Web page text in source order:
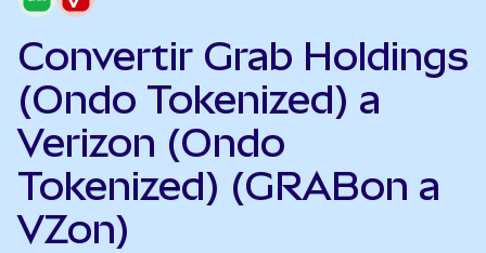
Convertir Grab Holdings
(Ondo Tokenized) a
Verizon (Ondo
Tokenized) (GRABon a
VZon)